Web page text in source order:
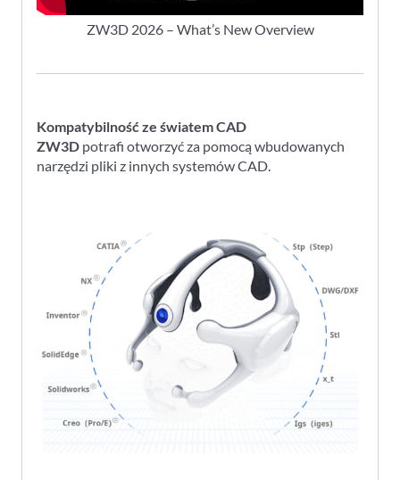
ZW3D 2026 – What’s New Overview
Kompatybilność ze światem CAD
ZW3D potrafi otworzyć za pomocą wbudowanych
narzędzi pliki z innych systemów CAD.